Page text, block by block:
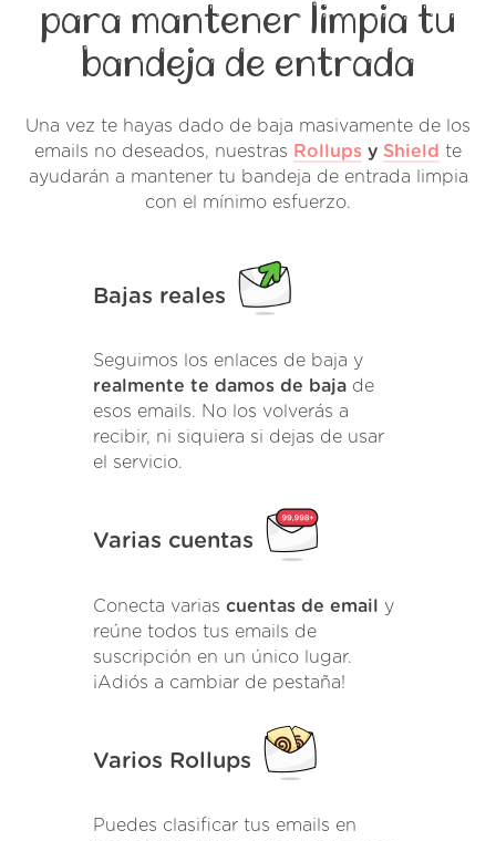
para mantener limpia tu
bandeja de entrada
Una vez te hayas dado de baja masivamente de los
emails no deseados, nuestras Rollups y Shield te
ayudarán a mantener tu bandeja de entrada limpia
con el mínimo esfuerzo.
Bajas reales
Seguimos los enlaces de baja y
realmente te damos de baja de
esos emails. No los volverás a
recibir, ni siquiera si dejas de usar
el servicio.
Varias cuentas
Conecta varias cuentas de email
y
reúne todos tus emails de
suscripción en un único lugar.
¡Adiós a cambiar de pestaña!
Varios Rollups
Puedes clasificar tus emails en